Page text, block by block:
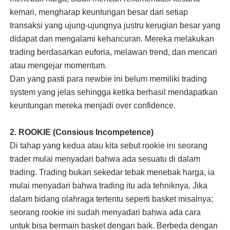
kemari, mengharap keuntungan besar dari setiap
transaksi yang ujung-ujungnya justru kerugian besar yang
didapat dan mengalami kehancuran. Mereka melakukan
trading berdasarkan euforia, melawan trend, dan mencari
atau mengejar momentum.
Dan yang pasti para newbie ini belum memiliki trading
system yang jelas sehingga ketika berhasil mendapatkan
keuntungan mereka menjadi over confidence.
2. ROOKIE (Consious Incompetence)
Di tahap yang kedua atau kita sebut rookie ini seorang
trader mulai menyadari bahwa ada sesuatu di dalam
trading. Trading bukan sekedar tebak menebak harga, ia
mulai menyadari bahwa trading itu ada tehniknya. Jika
dalam bidang olahraga tertentu seperti basket misalnya;
seorang rookie ini sudah menyadari bahwa ada cara
untuk bisa bermain basket dengan baik. Berbeda dengan